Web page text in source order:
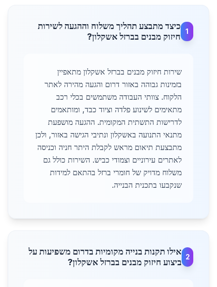
1
כיצד מתבצע תהליך משלוח וההגעה לשירות
חיזוק מבנים בברזל אשקלון?
שירות חיזוק מבנים בברזל אשקלון מתאפיין
בזמינות גבוהה באזור דרום והגעה מהירה לאתר
הלקוח. צוותי העבודה משתמשים בכלי רכב
מתאימים לשינוע פלדה וציוד כבד, ומותאמים
לדרישות התשתית המקומית. ההגעה מושפעת
מתנאי התנועה באשקלון ונתיבי הגישה באזור, ולכן
מתבצעת תיאום מראש לקבלת היתר חניה וכניסה
לאתרים עירוניים וצמודי כביש. השירות כולל גם
משלוח מדויק של חומרי ברזל בהתאם למידות
שנקבעו בתכנית הבנייה.
2
אילו תקנות בנייה מקומיות בדרום משפיעות על
ביצוע חיזוק מבנים בברזל אשקלון?